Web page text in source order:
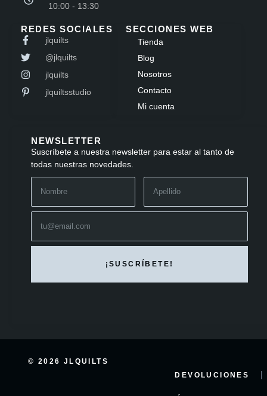
10:00 - 13:30
REDES SOCIALES
jlquilts
@jlquilts
jlquilts
jlquiltsstudio
SECCIONES WEB
Tienda
Blog
Nosotros
Contacto
Mi cuenta
NEWSLETTER
Suscríbete a nuestra newsletter para estar al tanto de
todas nuestras novedades.
© 2026 JLQUILTS
DEVOLUCIONES